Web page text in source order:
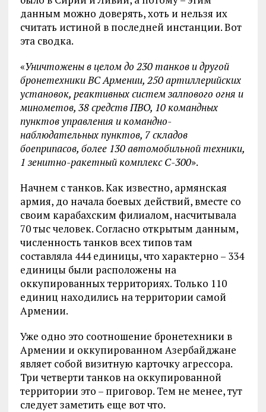
данным можно доверять, хоть и нельзя их
считать истиной в последней инстанции. Вот
эта сводка.
«Уничтожены в целом до 230 танков и другой
бронетехники ВС Армении, 250 артиллерийских
установок, реактивных систем залпового огня и
минометов, 38 средств ПВО, 10 командных
пунктов управления и командно-
наблюдательных пунктов, 7 складов
боеприпасов, более 130 автомобильной техники,
1 зенитно-ракетный комплекс С-300».
Начнем с танков. Как известно, армянская
армия, до начала боевых действий, вместе со
своим карабахским филиалом, насчитывала
70 тыс человек. Согласно открытым данным,
численность танков всех типов там
составляла 444 единицы, что характерно – 334
единицы были расположены на
оккупированных территориях. Только 110
единиц находились на территории самой
Армении.
Уже одно это соотношение бронетехники в
Армении и оккупированном Азербайджане
являет собой визитную карточку агрессора.
Три четверти танков на оккупированной
территории это – приговор. Тем не менее, тут
следует заметить еще вот что.